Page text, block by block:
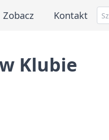
Zobacz Kontakt
Klubie